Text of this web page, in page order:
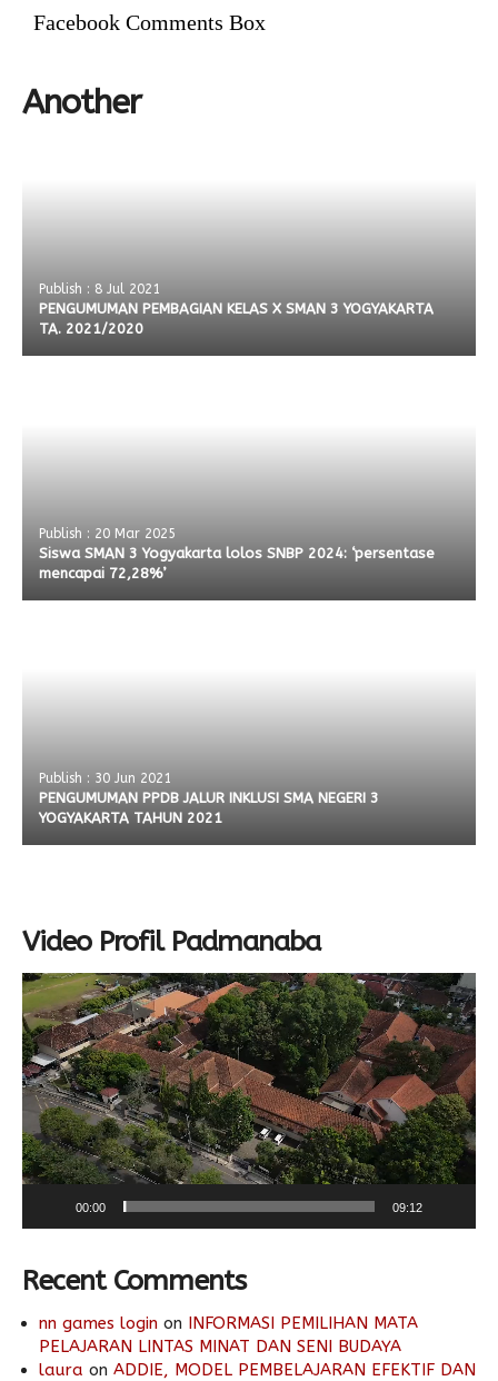
Antologi Cerpen B.Inggris
Facebook Comments Box
Another
Publish : 8 Jul 2021
PENGUMUMAN PEMBAGIAN KELAS X SMAN 3 YOGYAKARTA
TA. 2021/2020
Publish : 20 Mar 2025
Siswa SMAN 3 Yogyakarta lolos SNBP 2024: ‘persentase
mencapai 72,28%’
Publish : 30 Jun 2021
PENGUMUMAN PPDB JALUR INKLUSI SMA NEGERI 3
YOGYAKARTA TAHUN 2021
Video Profil Padmanaba
Video
Player
00:00 09:12
Recent Comments
nn games login on INFORMASI PEMILIHAN MATA
PELAJARAN LINTAS MINAT DAN SENI BUDAYA
laura on ADDIE, MODEL PEMBELAJARAN EFEKTIF DAN